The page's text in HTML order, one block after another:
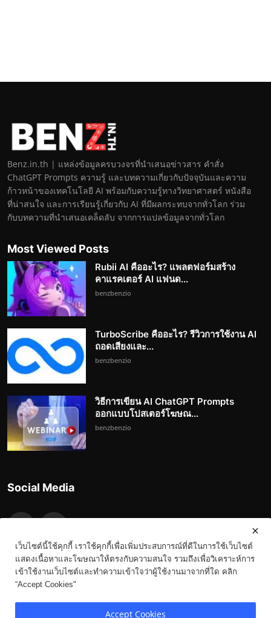
Benz.in.th | แหล่งข้อมูลครบวงจรที่นำเสนอข่าวสาร คำสั่ง
ChatGPT Prompts ความรู้ และบทความเกี่ยวกับปัจจุบันและความ
ก้าวหน้าของเทคโนโลยี AI พร้อมกับความรู้ทางวิทยาศาสตร์ หนังสือ
ที่น่าสนใจ และการเรียนรู้เกี่ยวกับ AI ที่มีผลกระทบจากทั่วโลก ร่วม
กับบทความที่นำเสนอเคล็ดลับ จากการแปลข้อมูลจากทั่วโลก
Most Viewed Posts
Rubii AI คืออะไร? แพลตฟอร์มสร้าง
คาแรคเตอร์ AI แฟนด...
benzbenzio
TurboScribe คืออะไร? รีวิวการใช้งาน AI
ถอดเสียงและ...
benzbenzio
วิธีการเขียน AI ChatGPT Prompts
ออกแบบโปสเตอร์โฆษณ...
benzbenzio
Social Media
เว็บไซต์นี้ใช้คุกกี้ เราใช้คุกกี้เพื่อเพิ่มประสบการณ์ที่ดีในการใช้เว็บไซต์
แสดงเนื้อหาและโฆษณาให้ตรงกับความสนใจ รวมถึงเพื่อวิเคราะห์การ
เข้าใช้งานเว็บไซต์และทำความเข้าใจว่าผู้ใช้งานมาจากที่ใด คลิก
“Accept Cookies"
Accept Cookies